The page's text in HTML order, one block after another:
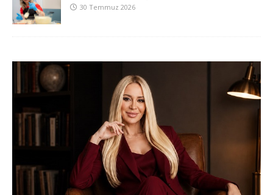
30 Temmuz 2026